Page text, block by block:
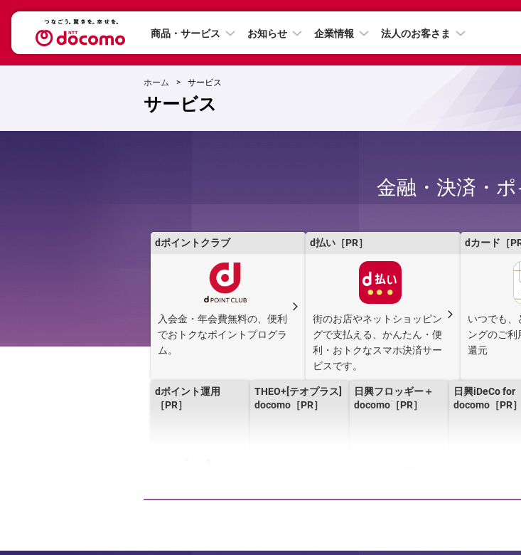
商品・サービス お知らせ 企業情報 法人のお客さま
ホーム サービス
サービス
金融・決済・ポ
dポイントクラブ
入会金・年会費無料の、便利
でおトクなポイントプログラ
ム。
d払い［PR］
街のお店やネットショッピン
グで支払える、かんたん・便
利・おトクなスマホ決済サー
ビスです。
dカード［PR
いつでも、
ングのご利
還元
dポイント運用
［PR］
THEO+[テオプラス]
docomo［PR］
日興フロッギー＋
docomo［PR］
日興iDeCo for
docomo［PR］